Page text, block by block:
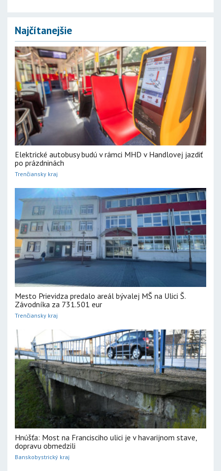
Najčítanejšie
Elektrické autobusy budú v rámci MHD v Handlovej jazdiť
po prázdninách
Trenčiansky kraj
Mesto Prievidza predalo areál bývalej MŠ na Ulici Š.
Závodníka za 731.501 eur
Trenčiansky kraj
Hnúšťa: Most na Francisciho ulici je v havarijnom stave,
dopravu obmedzili
Banskobystrický kraj